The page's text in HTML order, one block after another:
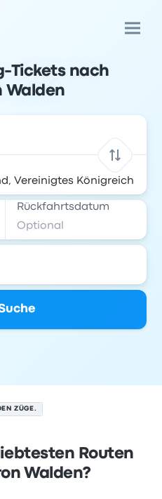
Tickets nach
Walden
Rückfahrtsdatum
ZÜGE.
Routen
Walden?